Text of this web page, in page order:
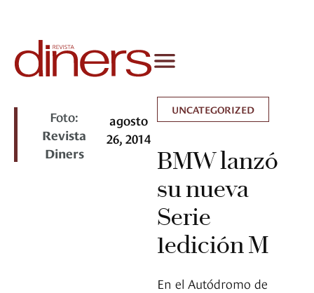
Foto:
Revista
Diners
agosto
26, 2014
UNCATEGORIZED
BMW lanzó
su nueva
Serie
1edición M
En el Autódromo de